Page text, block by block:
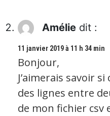
Amélie dit :
11 janvier 2019 à 11 h 34 min
Bonjour,
J’aimerais savoir
des lignes entre
de mon fichier